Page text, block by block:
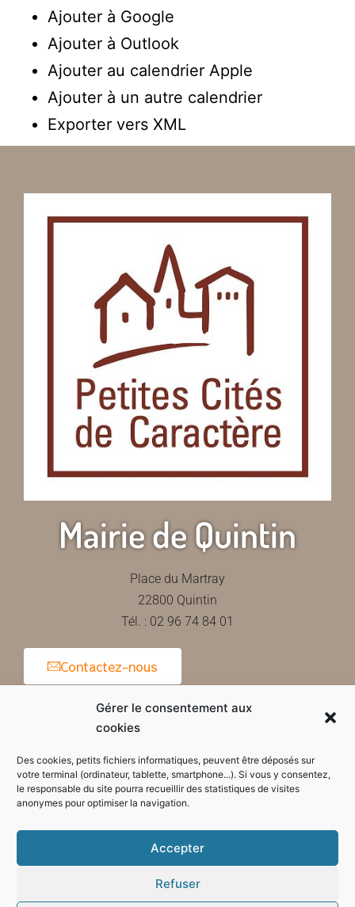
Gérer le consentement aux
cookies
Des cookies, petits fichiers informatiques, peuvent être déposés sur
votre terminal (ordinateur, tablette, smartphone...). Si vous y consentez,
le responsable du site pourra recueillir des statistiques de visites
anonymes pour optimiser la navigation.
Accepter
Refuser
Ajouter à Google
Ajouter à Outlook
Ajouter au calendrier Apple
Ajouter à un autre calendrier
Exporter vers XML
Mairie de Quintin
Place du Martray
22800 Quintin
Tél. : 02 96 74 84 01
Contactez-nous
Horaires d'ouverture de la mairie